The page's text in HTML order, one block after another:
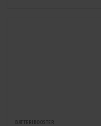
BATTERIBOOSTER